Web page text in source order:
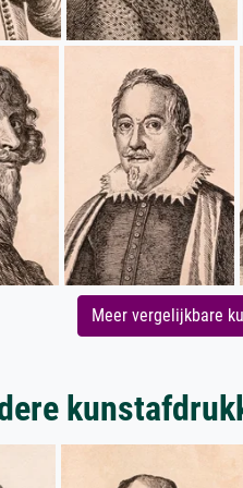
Meer vergelijkbare